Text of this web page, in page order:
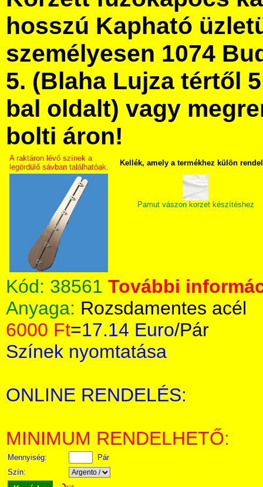
hosszú Kapható
személyesen 1074
5. (Blaha Lujza tértől
bal oldalt) vagy
bolti áron!
A raktáron lévő színek a
legördülő sávban találhatóak.
Kellék, amely a termékhez külön
Pamut vászon korzet készítéshez
Kód: 38561 További
Anyaga: Rozsdamentes acél
6000 Ft=17.14 Euro/Pár
Színek nyomtatása
ONLINE RENDELÉS:
MINIMUM RENDELHETŐ:
Mennyiség:
Pár
Szín: